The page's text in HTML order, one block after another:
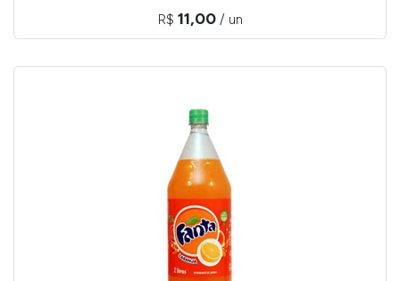
R$ 11,00 / un